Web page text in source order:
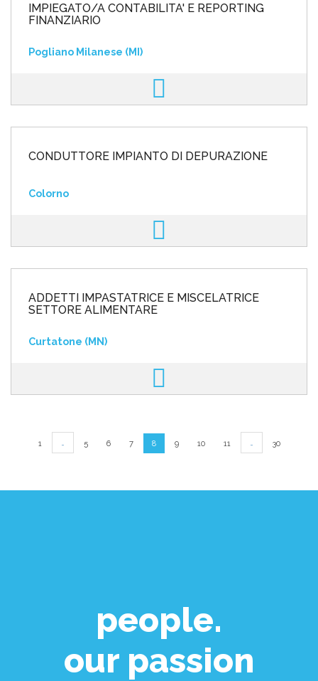
IMPIEGATO/A CONTABILITA' E REPORTING
FINANZIARIO
Pogliano Milanese (MI)
CONDUTTORE IMPIANTO DI DEPURAZIONE
Colorno
ADDETTI IMPASTATRICE E MISCELATRICE
SETTORE ALIMENTARE
Curtatone (MN)
1 5 6 7 8 9 10 11 30
people.
our passion